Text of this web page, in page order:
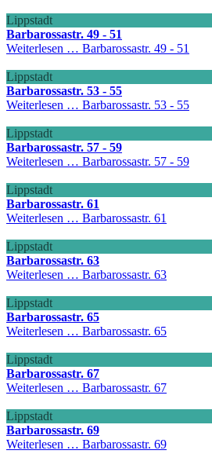
Lippstadt
Barbarossastr. 49 - 51
Weiterlesen … Barbarossastr. 49 - 51
Lippstadt
Barbarossastr. 53 - 55
Weiterlesen … Barbarossastr. 53 - 55
Lippstadt
Barbarossastr. 57 - 59
Weiterlesen … Barbarossastr. 57 - 59
Lippstadt
Barbarossastr. 61
Weiterlesen … Barbarossastr. 61
Lippstadt
Barbarossastr. 63
Weiterlesen … Barbarossastr. 63
Lippstadt
Barbarossastr. 65
Weiterlesen … Barbarossastr. 65
Lippstadt
Barbarossastr. 67
Weiterlesen … Barbarossastr. 67
Lippstadt
Barbarossastr. 69
Weiterlesen … Barbarossastr. 69